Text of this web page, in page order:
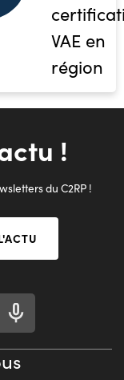
VAE en
région
!
du C2RP !